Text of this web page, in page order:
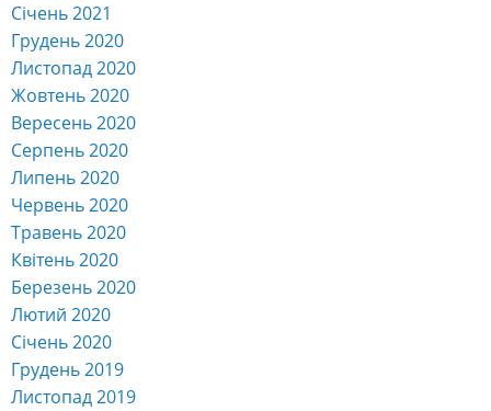
Січень 2021
Грудень 2020
Листопад 2020
Жовтень 2020
Вересень 2020
Серпень 2020
Липень 2020
Червень 2020
Травень 2020
Квітень 2020
Березень 2020
Лютий 2020
Січень 2020
Грудень 2019
Листопад 2019